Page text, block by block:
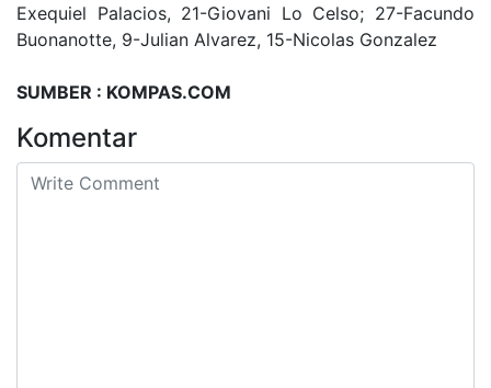
Exequiel Palacios, 21-Giovani Lo Celso; 27-Facundo
Buonanotte, 9-Julian Alvarez, 15-Nicolas Gonzalez
SUMBER : KOMPAS.COM
Komentar